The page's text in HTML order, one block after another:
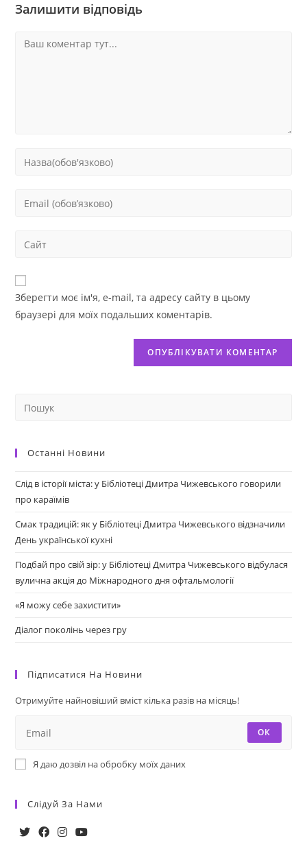
Залишити відповідь
Зберегти моє ім'я, e-mail, та адресу сайту в цьому
браузері для моїх подальших коментарів.
Останні Новини
Слід в історії міста: у Бібліотеці Дмитра Чижевського говорили
про караїмів
Смак традицій: як у Бібліотеці Дмитра Чижевського відзначили
День української кухні
Подбай про свій зір: у Бібліотеці Дмитра Чижевського відбулася
вулична акція до Міжнародного дня офтальмології
«Я можу себе захистити»
Діалог поколінь через гру
Підписатися На Новини
Отримуйте найновіший вміст кілька разів на місяць!
ОК
Я даю дозвіл на обробку моїх даних
Слідуй За Нами